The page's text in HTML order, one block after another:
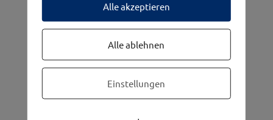
Alle akzeptieren
Alle ablehnen
Einstellungen